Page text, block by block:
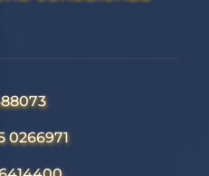
0266971